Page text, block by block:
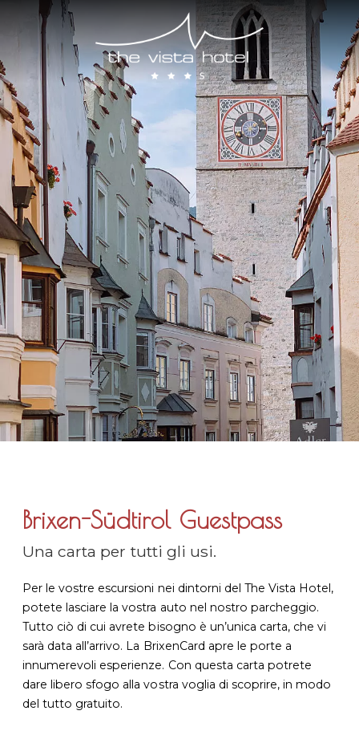
Brixen-Südtirol Guestpass
Una carta per tutti gli usi.
Per le vostre escursioni nei dintorni del The Vista Hotel,
potete lasciare la vostra auto nel nostro parcheggio.
Tutto ciò di cui avrete bisogno è un’unica carta, che vi
sarà data all’arrivo. La BrixenCard apre le porte a
innumerevoli esperienze. Con questa carta potrete
dare libero sfogo alla vostra voglia di scoprire, in modo
del tutto gratuito.